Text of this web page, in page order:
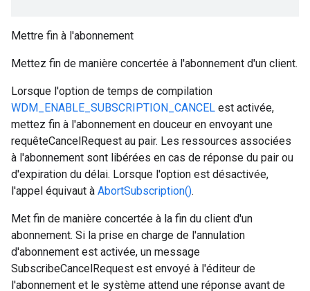
Mettre fin à l'abonnement
Mettez fin de manière concertée à l'abonnement d'un client.
Lorsque l'option de temps de compilation
WDM_ENABLE_SUBSCRIPTION_CANCEL est activée,
mettez fin à l'abonnement en douceur en envoyant une
requêteCancelRequest au pair. Les ressources associées
à l'abonnement sont libérées en cas de réponse du pair ou
d'expiration du délai. Lorsque l'option est désactivée,
l'appel équivaut à AbortSubscription().
Met fin de manière concertée à la fin du client d'un
abonnement. Si la prise en charge de l'annulation
d'abonnement est activée, un message
SubscribeCancelRequest est envoyé à l'éditeur de
l'abonnement et le système attend une réponse avant de